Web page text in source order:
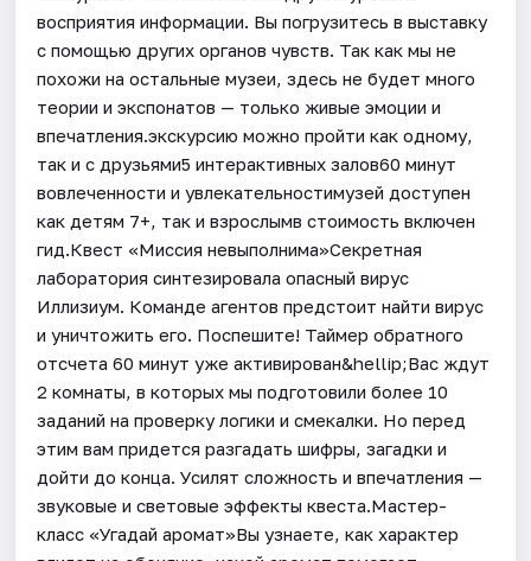
восприятия информации. Вы погрузитесь в выставку
с помощью других органов чувств. Так как мы не
похожи на остальные музеи, здесь не будет много
теории и экспонатов — только живые эмоции и
впечатления.экскурсию можно пройти как одному,
так и с друзьями5 интерактивных залов60 минут
вовлеченности и увлекательностимузей доступен
как детям 7+, так и взрослымв стоимость включен
гид.Квест «Миссия невыполнима»Секретная
лаборатория синтезировала опасный вирус
Иллизиум. Команде агентов предстоит найти вирус
и уничтожить его. Поспешите! Таймер обратного
отсчета 60 минут уже активирован&hellip;Вас ждут
2 комнаты, в которых мы подготовили более 10
заданий на проверку логики и смекалки. Но перед
этим вам придется разгадать шифры, загадки и
дойти до конца. Усилят сложность и впечатления —
звуковые и световые эффекты квеста.Мастер-
класс «Угадай аромат»Вы узнаете, как характер